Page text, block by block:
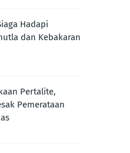
Hadapi
dan Kebakaran
Pertalite,
Pemerataan